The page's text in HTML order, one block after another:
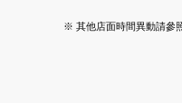
※ 其他店面時間異動請參